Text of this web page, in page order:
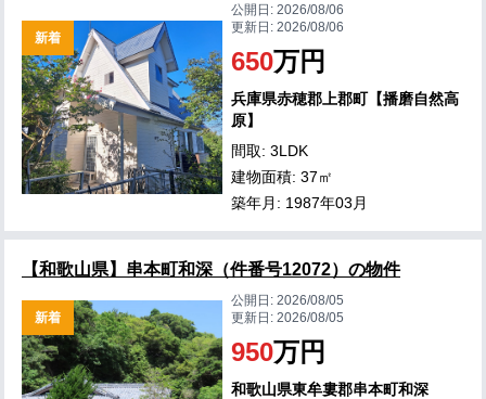
新着
公開日:2026/08/06
更新日:2026/08/06
650万円
兵庫県赤穂郡上郡町【播磨自然高
原】
間取: 3LDK
建物面積: 37㎡
築年月: 1987年03月
【和歌山県】串本町和深（件番号12072）の物件
新着
公開日:2026/08/05
更新日:2026/08/05
950万円
和歌山県東牟婁郡串本町和深